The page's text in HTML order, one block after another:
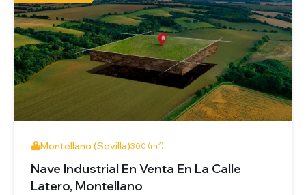
Montellano (Sevilla)300 (m²)
Nave Industrial En Venta En La Calle
Latero, Montellano